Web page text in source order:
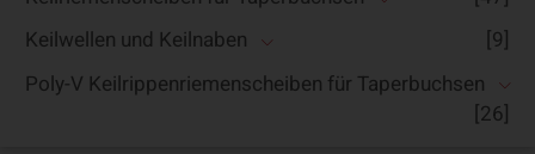
Keilwellen und Keilnaben
[9]
Poly-V Keilrippenriemenscheiben für Taperbuchsen
[26]